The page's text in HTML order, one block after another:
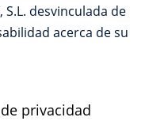
S.L. desvinculada de
acerca de su
privacidad